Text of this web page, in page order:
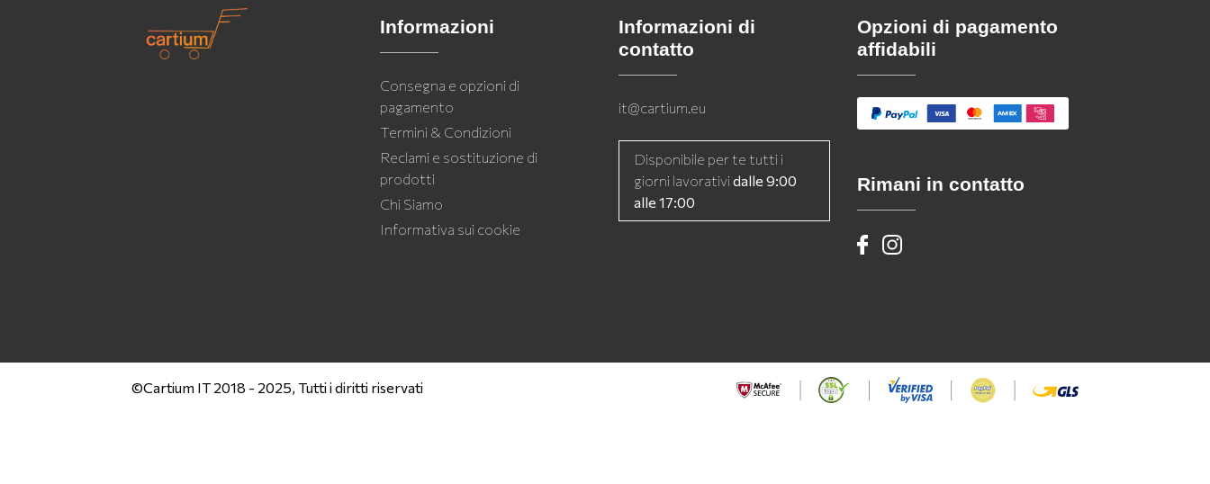
Informazioni
Consegna e opzioni di
pagamento
Termini & Condizioni
Reclami e sostituzione di
prodotti
Chi Siamo
Informativa sui cookie
Informazioni di
contatto
it@cartium.eu
Disponibile per te tutti i
giorni lavorativi dalle 9:00
alle 17:00
Opzioni di pagamento
affidabili
Rimani in contatto
©Cartium IT 2018 - 2025, Tutti i diritti riservati